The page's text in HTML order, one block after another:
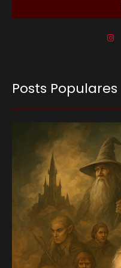
Posts Populares